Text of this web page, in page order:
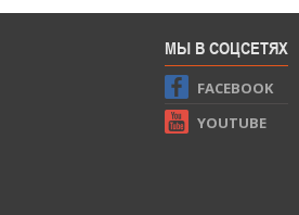
МЫ В СОЦСЕТЯХ
FACEBOOK
YOUTUBE